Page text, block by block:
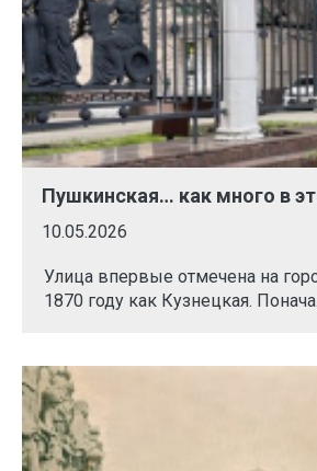
Пушкинская… как много в
10.05.2026
Улица впервые отмечена на
1870 году как Кузнецкая.